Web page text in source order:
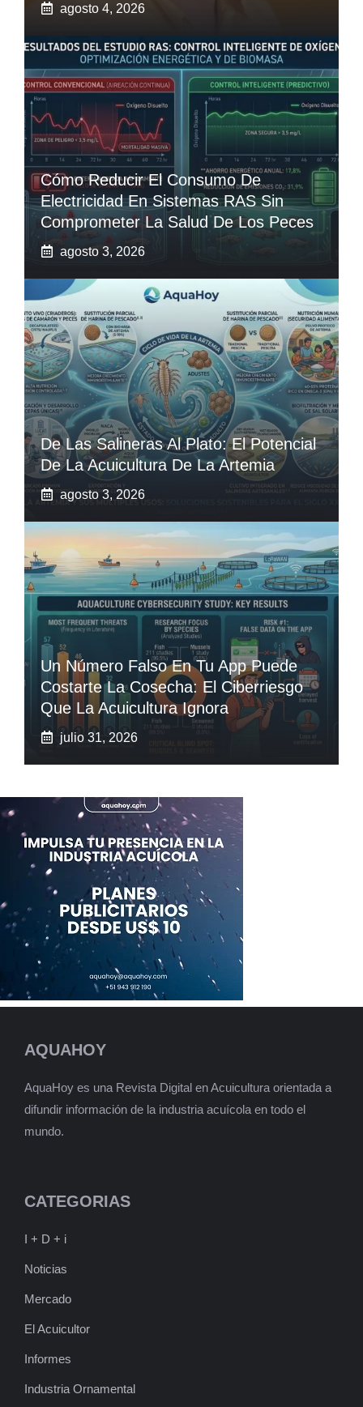
agosto 4, 2026
Cómo Reducir El Consumo De
Electricidad En Sistemas RAS Sin
Comprometer La Salud De Los Peces
agosto 3, 2026
De Las Salineras Al Plato: El Potencial
De La Acuicultura De La Artemia
agosto 3, 2026
Un Número Falso En Tu App Puede
Costarte La Cosecha: El Ciberriesgo
Que La Acuicultura Ignora
julio 31, 2026
AQUAHOY
AquaHoy es una Revista Digital en Acuicultura orientada a
difundir información de la industria acuícola en todo el
mundo.
CATEGORIAS
I + D + i
Noticias
Mercado
El Acuicultor
Informes
Industria Ornamental